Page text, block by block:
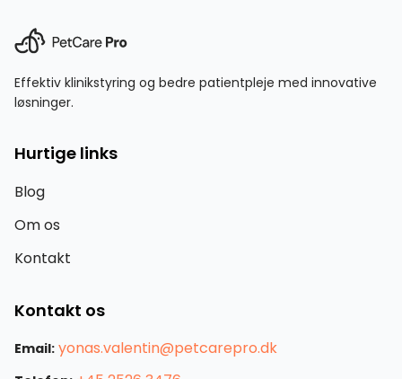
Effektiv klinikstyring og bedre patientpleje med innovative
løsninger.
Hurtige links
Blog
Om os
Kontakt
Kontakt os
Email: yonas.valentin@petcarepro.dk